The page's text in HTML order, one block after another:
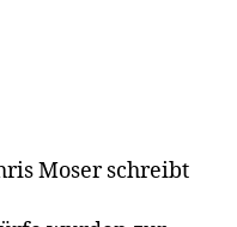
Moser schreibt